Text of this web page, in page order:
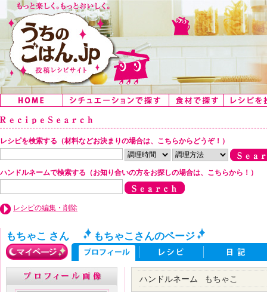
レシピを検索する（材料などお決まりの場合は、こちらからどうぞ！）
ハンドルネームで検索する（お知り合いの方をお探しの場合は、こちらから！）
レシピの編集・削除
もちゃこ さん もちゃこさんのページ
ハンドルネーム もちゃこ